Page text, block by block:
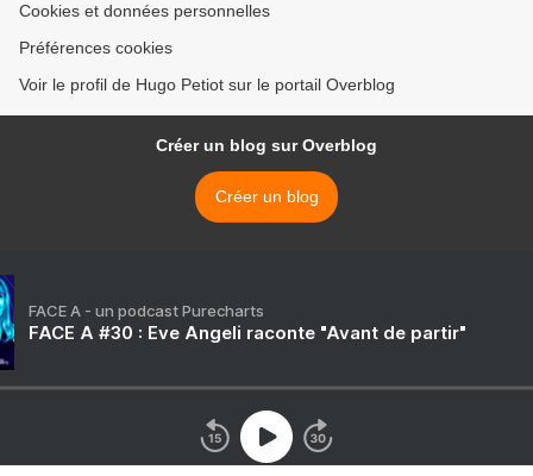
Cookies et données personnelles
Préférences cookies
Voir le profil de Hugo Petiot sur le portail Overblog
Créer un blog sur Overblog
Créer un blog
FACE A - un podcast Purecharts
FACE A #30 : Eve Angeli raconte "Avant de partir"